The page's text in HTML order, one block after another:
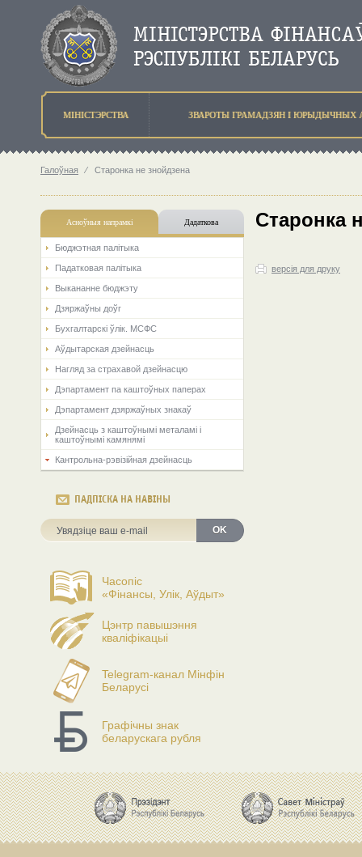
МIНIСТЭРСТВА ЗВАРОТЫ ГРАМАДЗЯН I ЮРЫДЫЧНЫХ
Галоўная ⁄ Старонка не знойдзена
Асноўныя напрамкi Дадаткова
Бюджэтная палiтыка
Падатковая палітыка
Выкананне бюджэту
Дзяржаўны доўг
Бухгалтарскі ўлік. МСФС
Аўдытарская дзейнасць
Нагляд за страхавой дзейнасцю
Дэпартамент па каштоўных паперах
Дэпартамент дзяржаўных знакаў
Дзейнасць з каштоўнымі металамі і
каштоўнымі камянямі
Кантрольна-рэвізійная дзейнасць
ПАДПІСКА НА НАВІНЫ
OK
Часопіс
«Фінансы, Улік, Аўдыт»
Цэнтр павышэння
кваліфікацыі
Telegram-канал Мінфін
Беларусі
Графічны знак
беларускага рубля
Старонка
версія для друку